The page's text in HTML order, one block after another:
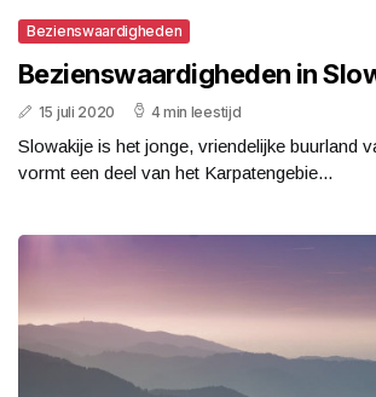
Bezienswaardigheden
Bezienswaardigheden in
15 juli 2020 4 min leestijd
Slowakije is het jonge, vriendelijke buurland
vormt een deel van het Karpatengebie...